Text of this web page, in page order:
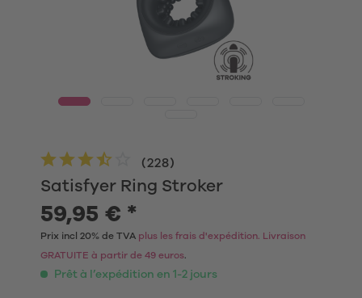
Satisfyer Ring Stroker
(228)
59,95 € *
Prix incl 20% de TVA plus les frais d'expédition. Livraison
GRATUITE à partir de 49 euros.
Prêt à l’expédition en 1-2 jours